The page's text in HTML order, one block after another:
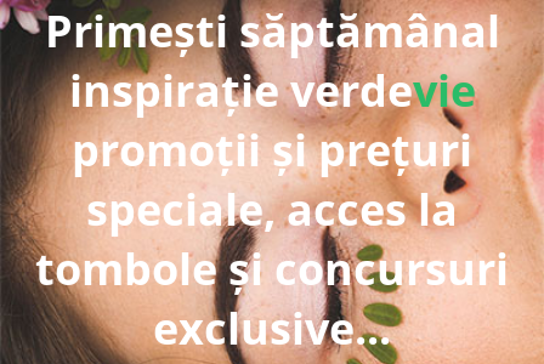
Primești săptămânal
inspirație verdevie
promoții și prețuri
speciale, acces la
tombole și concursuri
exclusive...